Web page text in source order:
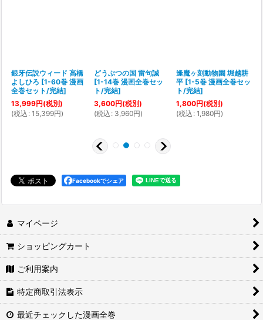
銀牙伝説ウィード 高橋
よしひろ [1-60巻 漫画
全巻セット/完結]
13,999円(税別)
(税込 : 15,399円)
どうぶつの国 雷句誠
[1-14巻 漫画全巻セッ
ト/完結]
3,600円(税別)
(税込 : 3,960円)
逢魔ヶ刻動物園 堀越耕
平 [1-5巻 漫画全巻セッ
ト/完結]
1,800円(税別)
(税込 : 1,980円)
Facebookでシェア
マイページ
ショッピングカート
ご利用案内
特定商取引法表示
最近チェックした漫画全巻